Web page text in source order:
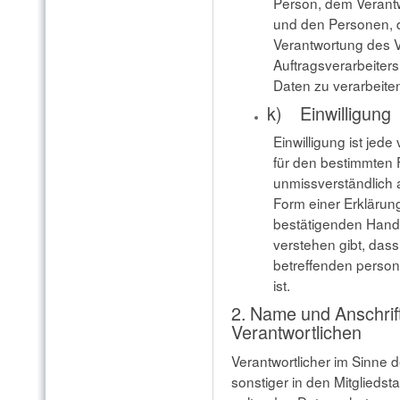
und den Personen,
Verantwortung des
Daten zu
k) Einwilligung
Einwilligung ist
für den bestimmten
unmissverständlich
Form einer
bestätigenden
verstehen gibt,
betreffenden
ist.
2. Name und
Verantwortlichen
Verantwortlicher im Sinne
sonstiger in den